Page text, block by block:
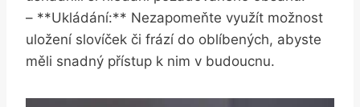
– **Ukládání:** Nezapomeňte využít možnost
uložení slovíček či frází do oblíbených, abyste
měli snadný přístup k nim v budoucnu.